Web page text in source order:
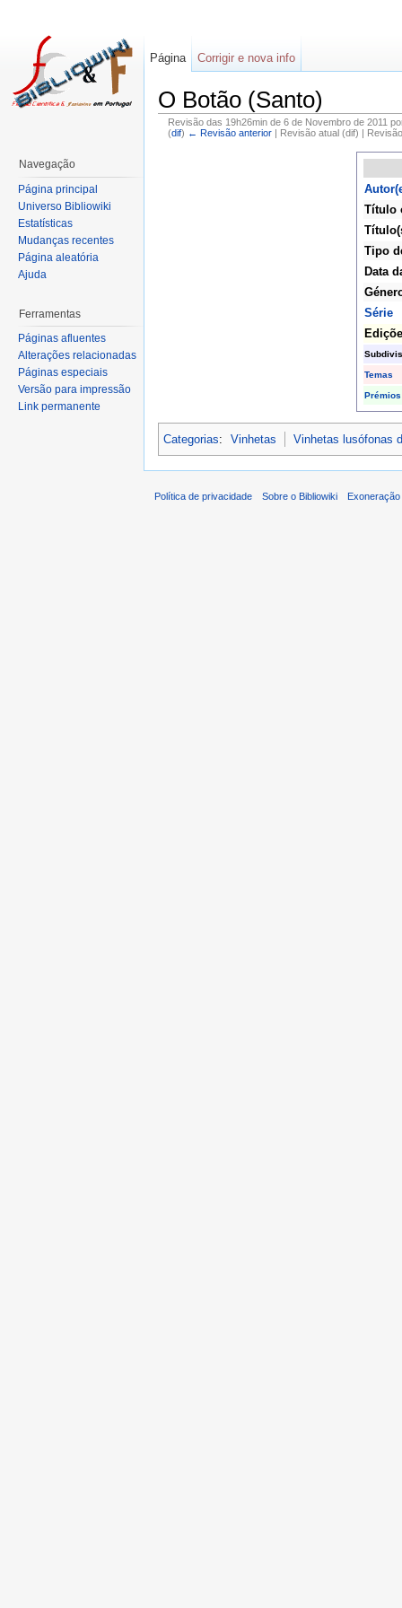
O Botão (Santo)
Revisão das 19h26min de 6 de Novembro de 2011
(dif) ← Revisão anterior| Revisão atual (dif) |
Título
Tipo
Data
Série
Temas
Prémios
Categorias: Vinhetas Vinhetas lusófonas
Página Corrigir e nova info
Navegação
Página principal
Universo Bibliowiki
Estatísticas
Mudanças recentes
Página aleatória
Ajuda
Ferramentas
Páginas afluentes
Alterações relacionadas
Páginas especiais
Versão para impressão
Link permanente
Política de privacidade Sobre o Bibliowiki